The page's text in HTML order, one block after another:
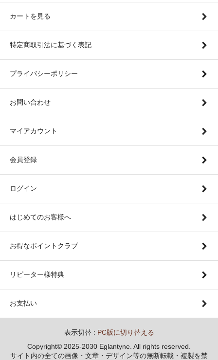
カートを見る
特定商取引法に基づく表記
プライバシーポリシー
お問い合わせ
マイアカウント
会員登録
ログイン
はじめてのお客様へ
お得なポイントクラブ
リピーター様特典
お支払い
表示切替 : PC版に切り替える
Copyright© 2025-2030 Eglantyne. All rights reserved.
サイト内の全ての画像・文章・デザイン等の無断転載・複製を禁